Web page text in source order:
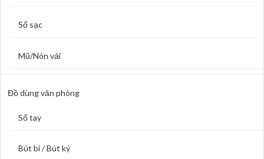
Sổ sạc
Mũ/Nón vải
Đồ dùng văn phòng
Sổ tay
Bút bi / Bút ký